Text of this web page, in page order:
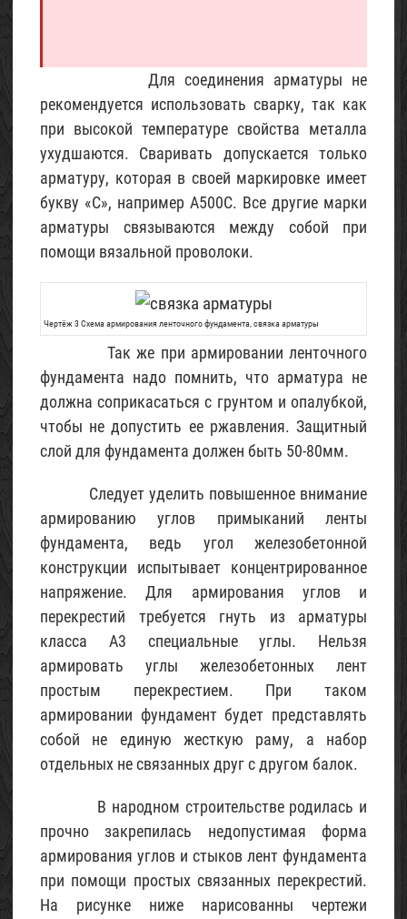
Для соединения арматуры не
рекомендуется использовать сварку, так как
при высокой температуре свойства металла
ухудшаются. Сваривать допускается только
арматуру, которая в своей маркировке имеет
букву «С», например А500С. Все другие марки
арматуры связываются между собой при
помощи вязальной проволоки.
Чертёж 3 Схема армирования ленточного фундамента, связка арматуры
Так же при армировании ленточного
фундамента надо помнить, что арматура не
должна соприкасаться с грунтом и опалубкой,
чтобы не допустить ее ржавления. Защитный
слой для фундамента должен быть 50-80мм.
Следует уделить повышенное внимание
армированию углов примыканий ленты
фундамента, ведь угол железобетонной
конструкции испытывает концентрированное
напряжение. Для армирования углов и
перекрестий требуется гнуть из арматуры
класса А3 специальные углы. Нельзя
армировать углы железобетонных лент
простым перекрестием. При таком
армировании фундамент будет представлять
собой не единую жесткую раму, а набор
отдельных не связанных друг с другом балок.
В народном строительстве родилась и
прочно закрепилась недопустимая форма
армирования углов и стыков лент фундамента
при помощи простых связанных перекрестий.
На рисунке ниже нарисованны чертежи